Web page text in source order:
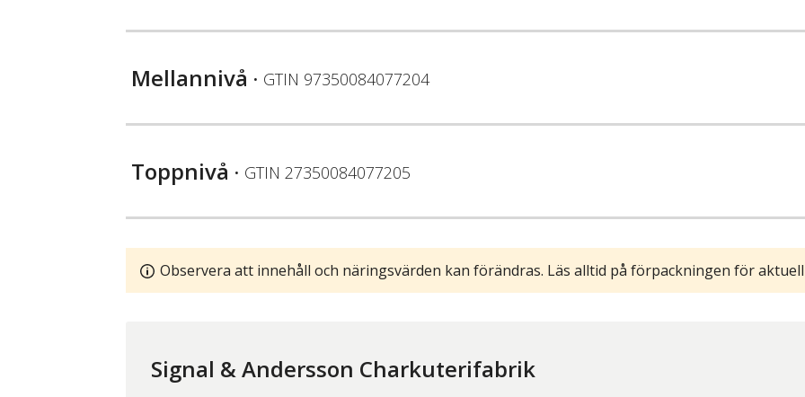
Mellannivå • GTIN 97350084077204
Toppnivå • GTIN 27350084077205
Observera att innehåll och näringsvärden kan förändras. Läs alltid på förpackningen för
Signal & Andersson Charkuterifabrik